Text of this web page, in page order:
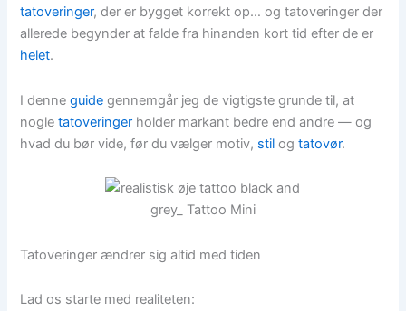
tatoveringer, der er bygget korrekt op… og tatoveringer der
allerede begynder at falde fra hinanden kort tid efter de er
helet.
I denneguide gennemgår jeg de vigtigste grunde til, at
nogletatoveringer holder markant bedre end andre — og
hvad du bør vide, før du vælger motiv, stil ogtatovør.
Tatoveringer ændrer sig altid med tiden
Lad os starte med realiteten: